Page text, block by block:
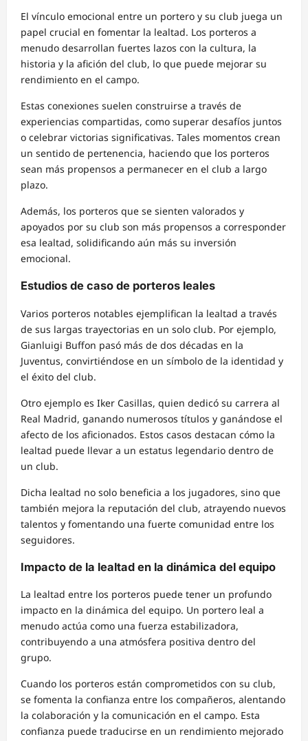
El vínculo emocional entre un portero y su club juega un
papel crucial en fomentar la lealtad. Los porteros a
menudo desarrollan fuertes lazos con la cultura, la
historia y la afición del club, lo que puede mejorar su
rendimiento en el campo.
Estas conexiones suelen construirse a través de
experiencias compartidas, como superar desafíos juntos
o celebrar victorias significativas. Tales momentos crean
un sentido de pertenencia, haciendo que los porteros
sean más propensos a permanecer en el club a largo
plazo.
Además, los porteros que se sienten valorados y
apoyados por su club son más propensos a corresponder
esa lealtad, solidificando aún más su inversión
emocional.
Estudios de caso de porteros leales
Varios porteros notables ejemplifican la lealtad a través
de sus largas trayectorias en un solo club. Por ejemplo,
Gianluigi Buffon pasó más de dos décadas en la
Juventus, convirtiéndose en un símbolo de la identidad y
el éxito del club.
Otro ejemplo es Iker Casillas, quien dedicó su carrera al
Real Madrid, ganando numerosos títulos y ganándose el
afecto de los aficionados. Estos casos destacan cómo la
lealtad puede llevar a un estatus legendario dentro de
un club.
Dicha lealtad no solo beneficia a los jugadores, sino que
también mejora la reputación del club, atrayendo nuevos
talentos y fomentando una fuerte comunidad entre los
seguidores.
Impacto de la lealtad en la dinámica del equipo
La lealtad entre los porteros puede tener un profundo
impacto en la dinámica del equipo. Un portero leal a
menudo actúa como una fuerza estabilizadora,
contribuyendo a una atmósfera positiva dentro del
grupo.
Cuando los porteros están comprometidos con su club,
se fomenta la confianza entre los compañeros, alentando
la colaboración y la comunicación en el campo. Esta
confianza puede traducirse en un rendimiento mejorado